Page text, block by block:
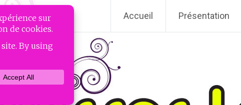
Accueil Présentation